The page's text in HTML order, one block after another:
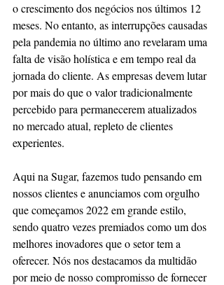
o crescimento dos negócios nos últimos 12
meses. No entanto, as interrupções causadas
pela pandemia no último ano revelaram uma
falta de visão holística e em tempo real da
jornada do cliente. As empresas devem lutar
por mais do que o valor tradicionalmente
percebido para permanecerem atualizados
no mercado atual, repleto de clientes
experientes.
Aqui na Sugar, fazemos tudo pensando em
nossos clientes e anunciamos com orgulho
que começamos 2022 em grande estilo,
sendo quatro vezes premiados como um dos
melhores inovadores que o setor tem a
oferecer. Nós nos destacamos da multidão
por meio de nosso compromisso de fornecer